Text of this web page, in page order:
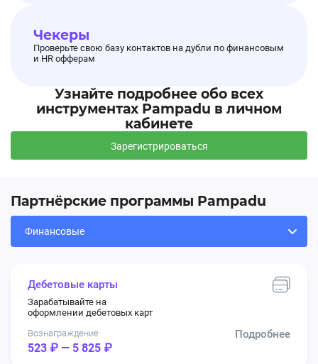
Чекеры
Проверьте свою базу контактов на дубли по финансовым
и HR офферам
Узнайте подробнее обо всех
инструментах Pampadu в личном
кабинете
Зарегистрироваться
Партнёрские программы Pampadu
Дебетовые карты
Зарабатывайте на
оформлении дебетовых карт
Вознаграждение
523 ₽ — 5 825 ₽
Подробнее